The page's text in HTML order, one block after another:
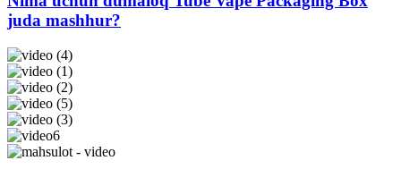
juda mashhur?